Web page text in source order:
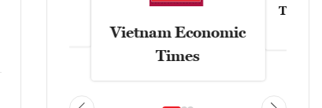
Vietnam Economic
Times
Tạp